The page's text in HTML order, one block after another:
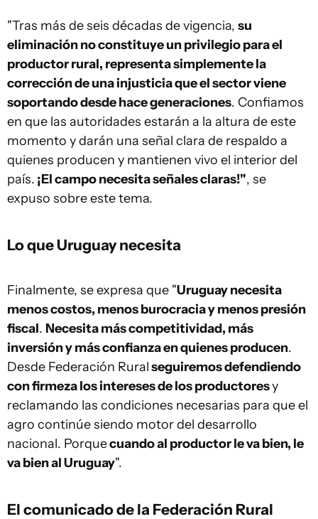
"Tras más de seis décadas de vigencia, su
eliminación no constituye un privilegio para el
productor rural, representa simplemente la
corrección de una injusticia que el sector viene
soportando desde hace generaciones. Confiamos
en que las autoridades estarán a la altura de este
momento y darán una señal clara de respaldo a
quienes producen y mantienen vivo el interior del
país. ¡El campo necesita señales claras!", se
expuso sobre este tema.
Lo que Uruguay necesita
Finalmente, se expresa que "Uruguay necesita
menos costos, menos burocracia y menos presión
fiscal. Necesita más competitividad, más
inversión y más confianza en quienes producen.
Desde Federación Ruralseguiremos defendiendo
con firmeza los intereses de los productoresy
reclamando las condiciones necesarias para que el
agro continúe siendo motor del desarrollo
nacional. Porquecuando al productor le va bien, le
va bien al Uruguay".
El comunicado de la Federación Rural